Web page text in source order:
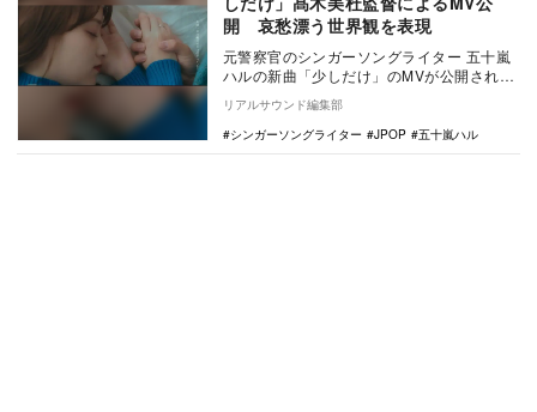
開 哀愁漂う世界観を表現
元警察官のシンガーソングライター 五十嵐
ハルの新曲「少しだけ」のMVが公開され
た。 五十嵐ハル - 少しだけ (Officia…
リアルサウンド編集部
シンガーソングライター
JPOP 五十嵐ハル